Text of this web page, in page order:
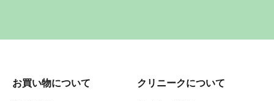
お買い物について クリニークについて